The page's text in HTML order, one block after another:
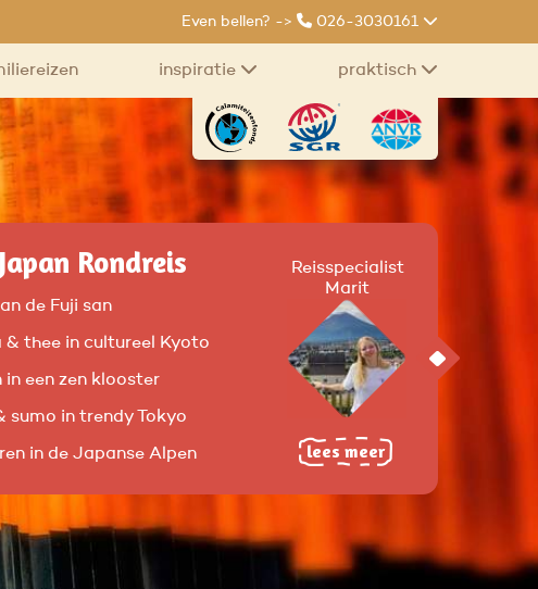
Even bellen? -> 026-3030161
inspiratie praktisch
Rondreis
de Fuji san
& thee in cultureel Kyoto
in een zen klooster
sumo in trendy Tokyo
in de Japanse Alpen
Reisspecialist
Marit
lees meer